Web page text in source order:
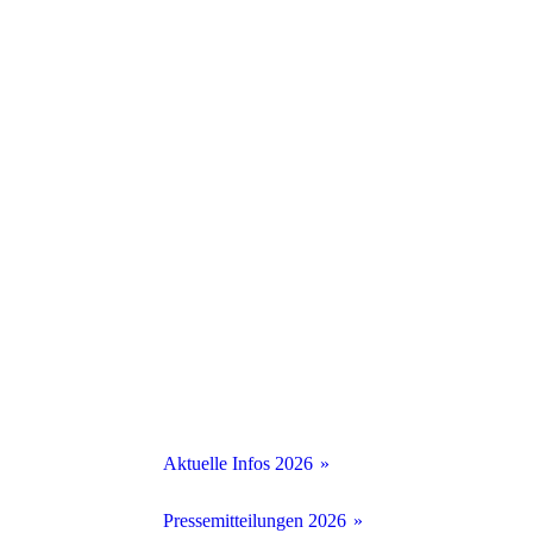
Aktuelle Infos 2026
Aktuelle Infos 2025
Pressemitteilungen 2026